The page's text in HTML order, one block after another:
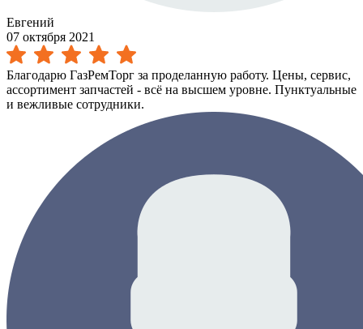
Евгений
07 октября 2021
Благодарю ГазРемТорг за проделанную работу. Цены, сервис,
ассортимент запчастей - всё на высшем уровне. Пунктуальные
и вежливые сотрудники.